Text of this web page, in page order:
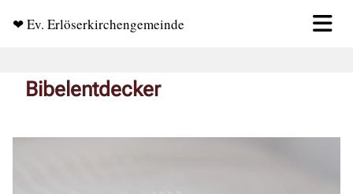
❤ Ev. Erlöserkirchengemeinde
Bibelentdecker